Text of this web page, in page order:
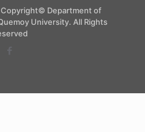
Copyright© Department of
University. All Rights